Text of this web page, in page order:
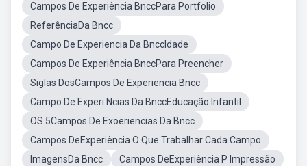
Campos De Experiência BnccPara Portfolio
ReferênciaDa Bncc
Campo De Experiencia Da BnccIdade
Campos De Experiência BnccPara Preencher
Siglas DosCampos De Experiencia Bncc
Campo De Experi Ncias Da BnccEducação Infantil
OS 5Campos De Exoeriencias Da Bncc
Campos DeExperiência O Que Trabalhar Cada Campo
ImagensDa Bncc
Campos DeExperiência P Impressão